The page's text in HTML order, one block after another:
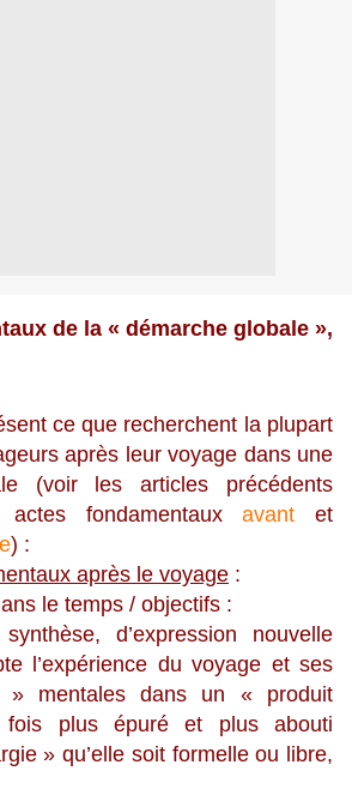
de la « démarche globale »,
ce que recherchent la plupart
après leur voyage dans une
(voir les articles précédents
actes fondamentauxavant et
) :
après le voyage :
le temps / objectifs :
d’expression nouvelle
l’expérience du voyage et ses
» mentales dans un « produit
plus épuré et plus abouti
» qu’elle soit formelle ou libre,